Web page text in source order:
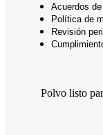
Acuerdos
Política de
Revisión
Polvo listo